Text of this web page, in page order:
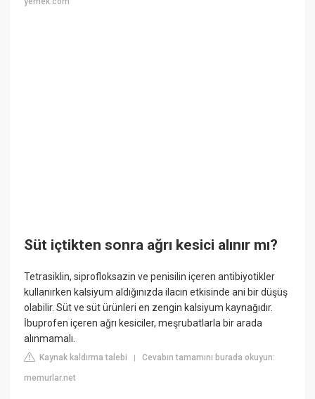
Süt içtikten sonra ağrı kesici alınır mı?
Tetrasiklin, siprofloksazin ve penisilin içeren antibiyotikler
kullanırken kalsiyum aldığınızda ilacın etkisinde ani bir düşüş
olabilir. Süt ve süt ürünleri en zengin kalsiyum kaynağıdır.
İbuprofen içeren ağrı kesiciler, meşrubatlarla bir arada
alınmamalı.
Kaynak kaldırma talebi |Cevabın tamamını burada okuyun:
memurlar.net